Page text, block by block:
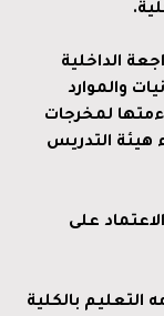
الداخلية
والموارد
لمخرجات
هيئة التدريس
على